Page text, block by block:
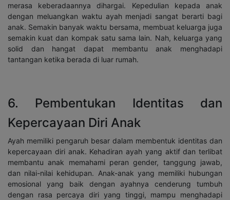
merasa keberadaannya dihargai. Kepedulian kepada anak
dengan meluangkan waktu ayah menjadi sangat berarti bagi
anak. Semakin banyak waktu bersama, membuat keluarga juga
semakin kuat dan kompak satu sama lain. Nah, keluarga yang
solid dan hangat dapat membantu anak menghadapi
tantangan ketika berada di luar rumah.
6. Pembentukan Identitas dan
Kepercayaan Diri Anak
Ayah memiliki pengaruh besar dalam membentuk identitas dan
kepercayaan diri anak. Kehadiran ayah yang aktif dan terlibat
membantu anak memahami peran gender, tanggung jawab,
dan nilai-nilai kehidupan. Anak-anak yang memiliki hubungan
emosional yang baik dengan ayahnya cenderung tumbuh
dengan rasa percaya diri yang tinggi, mampu menghadapi